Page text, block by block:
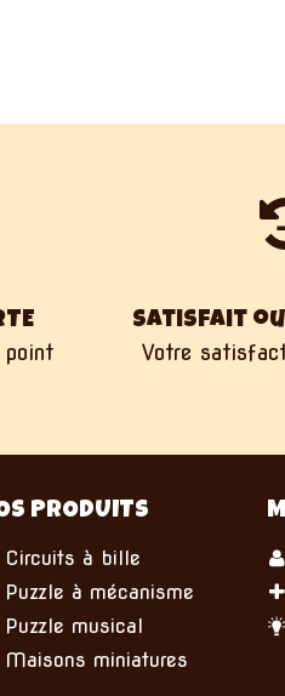
Satisfait
Votre
PRODUITS
Circuits à bille
Puzzle à mécanisme
Puzzle musical
Maisons miniatures